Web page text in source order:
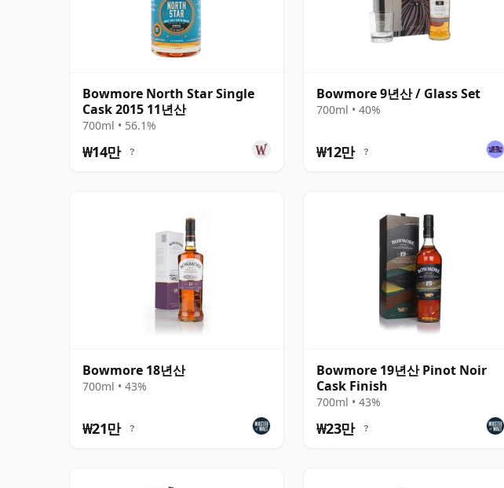
Bowmore North Star Single
Cask 2015 11년산
700ml • 56.1%
₩14만 ?
Bowmore 9년산 / Glass Set
700ml • 40%
₩12만 ?
Bowmore 18년산
700ml • 43%
₩21만 ?
Bowmore 19년산 Pinot Noir
Cask Finish
700ml • 43%
₩23만 ?